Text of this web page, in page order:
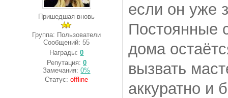
Пришедшая вновь
Группа: Пользователи
Сообщений:55
Награды:0
Репутация: 0
Замечания:0%
Статус:offline
если он уже
Постоянные
дома
вызвать
аккуратно и